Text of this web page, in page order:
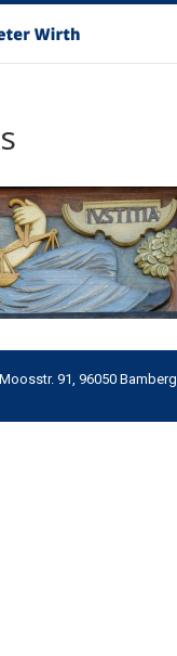
Moosstr. 91, 96050 Bamberg